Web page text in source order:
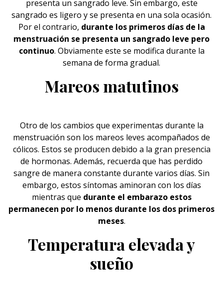
presenta un sangrado leve. Sin embargo, este
sangrado es ligero y se presenta en una sola ocasión.
Por el contrario, durante los primeros días de la
menstruación se presenta un sangrado leve pero
continuo. Obviamente este se modifica durante la
semana de forma gradual.
Mareos matutinos
Otro de los cambios que experimentas durante la
menstruación son los mareos leves acompañados de
cólicos. Estos se producen debido a la gran presencia
de hormonas. Además, recuerda que has perdido
sangre de manera constante durante varios días. Sin
embargo, estos síntomas aminoran con los días
mientras que durante el embarazo estos
permanecen por lo menos durante los dos primeros
meses.
Temperatura elevada y
sueño